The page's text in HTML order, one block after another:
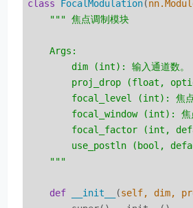
class FocalModulation(
""" 焦点调制模块
    Args:
        dim (int): 输入通道数。
proj_drop (float,
focal_level (int): 焦
focal_window (int): 焦
focal_factor (int,
use_postln (bool,
    """
def __init__ (self, dim,